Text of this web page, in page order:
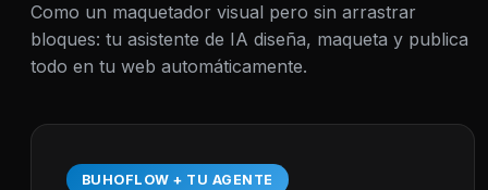
Como un maquetador visual pero sin arrastrar
bloques: tu asistente de IA diseña, maqueta y publica
todo en tu web automáticamente.
BUHOFLOW + TU AGENTE